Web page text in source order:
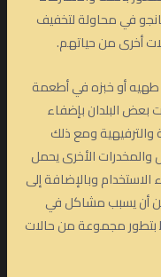
في محاولة لتخفيف
أخرى من حياتهم.
طهيه أو خبزه في أطعمة
البلدان بإضفاء
والترفيهية ومع ذلك
والمخدرات الأخرى يحمل
الاستخدام وبالإضافة إلى
أن يسبب مشاكل في
بتطور مجموعة من حالات